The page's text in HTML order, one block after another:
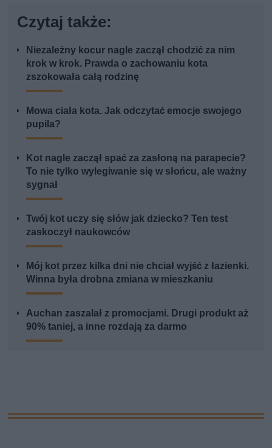
Czytaj także:
Niezależny kocur nagle zaczął chodzić za nim
krok w krok. Prawda o zachowaniu kota
zszokowała całą rodzinę
Mowa ciała kota. Jak odczytać emocje swojego
pupila?
Kot nagle zaczął spać za zasłoną na parapecie?
To nie tylko wylegiwanie się w słońcu, ale ważny
sygnał
Twój kot uczy się słów jak dziecko? Ten test
zaskoczył naukowców
Mój kot przez kilka dni nie chciał wyjść z łazienki.
Winna była drobna zmiana w mieszkaniu
Auchan zaszalał z promocjami. Drugi produkt aż
90% taniej, a inne rozdają za darmo